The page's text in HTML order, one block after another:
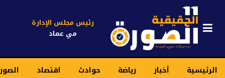
رئيس مجلس الإدارة
مي عماد
الرئيسية أخبار رياضة حوادث اقتصاد